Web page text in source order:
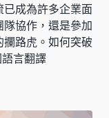
成為許多企業面
協作，還是參加
路虎。如何突破
言翻譯